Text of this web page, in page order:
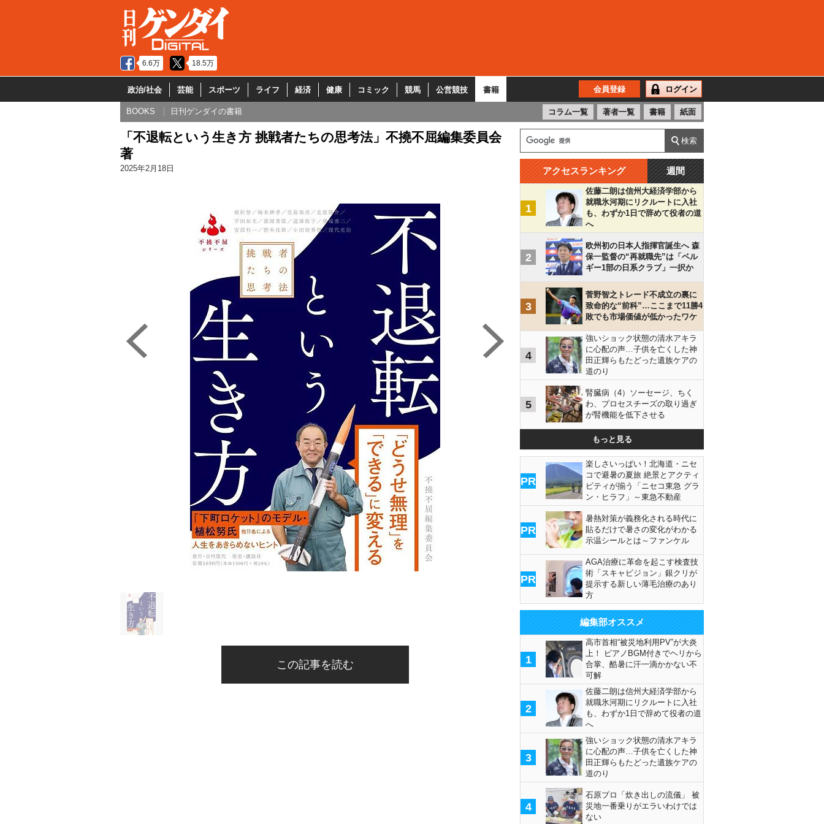
6.6万 18.5万
政治/社会 芸能 スポーツ ライフ 経済 健康 コミック 競馬 公営競技 書籍 会員登録 ログイン
BOOKS 日刊ゲンダイの書籍 コラム一覧 著者一覧 書籍 紙面
「不退転という生き方 挑戦者たちの思考法」不撓不屈編集委員会
著
2025年2月18日
この記事を読む
アクセスランキング 週間
1
佐藤二朗は信州大経済学部から
就職氷河期にリクルートに入社
も、わずか1日で辞めて役者の道
へ
2
欧州初の日本人指揮官誕生へ 森
保一監督の“再就職先”は「ベル
ギー1部の日系クラブ」一択か
3
菅野智之トレード不成立の裏に
致命的な“前科”…ここまで11勝4
敗でも市場価値が低かったワケ
4
強いショック状態の清水アキラ
に心配の声…子供を亡くした神
田正輝らもたどった遺族ケアの
道のり
5
腎臓病（4）ソーセージ、ちく
わ、プロセスチーズの取り過ぎ
が腎機能を低下させる
もっと見る
PR
楽しさいっぱい！北海道・ニセ
コで避暑の夏旅 絶景とアクティ
ビティが揃う「ニセコ東急 グラ
ン・ヒラフ」～東急不動産
PR
暑熱対策が義務化される時代に
貼るだけで暑さの変化がわかる
示温シールとは～ファンケル
PR
AGA治療に革命を起こす検査技
術「スキャビジョン」銀クリが
提示する新しい薄毛治療のあり
方
編集部オススメ
1
高市首相“被災地利用PV”が大炎
上！ ピアノBGM付きでヘリから
合掌、酷暑に汗一滴かかない不
可解
2
佐藤二朗は信州大経済学部から
就職氷河期にリクルートに入社
も、わずか1日で辞めて役者の道
へ
3
強いショック状態の清水アキラ
に心配の声…子供を亡くした神
田正輝らもたどった遺族ケアの
道のり
4
石原プロ「炊き出しの流儀」 被
災地一番乗りがエラいわけでは
ない